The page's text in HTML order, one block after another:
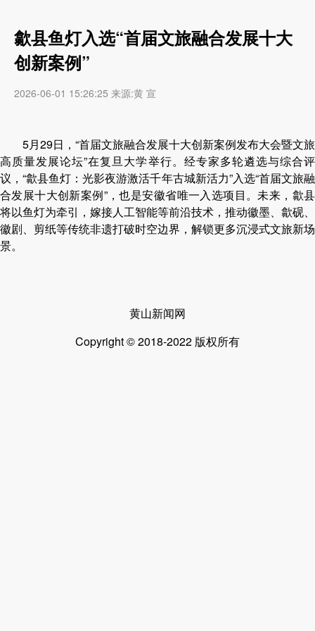
歙县鱼灯入选“首届文旅融合发展十大
创新案例”
2026-06-01 15:26:25 来源:黄 宣
5月29日，“首届文旅融合发展十大创新案例发布大会暨文旅
高质量发展论坛”在复旦大学举行。经专家多轮遴选与综合评
议，“歙县鱼灯：光影夜游激活千年古城新活力”入选“首届文旅融
合发展十大创新案例”，也是安徽省唯一入选项目。未来，歙县
将以鱼灯为牵引，嫁接人工智能等前沿技术，推动徽墨、歙砚、
徽剧、剪纸等传统非遗打破时空边界，解锁更多沉浸式文旅新场
景。
黄山新闻网
Copyright © 2018-2022 版权所有